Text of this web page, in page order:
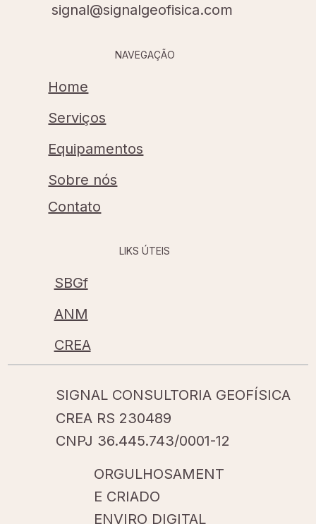
signal@signalgeofisica.com
NAVEGAÇÃO
Home
Serviços
Equipamentos
Sobre nós
Contato
LIKS ÚTEIS
SBGf
ANM
CREA
SIGNAL CONSULTORIA GEOFÍSICA
CREA RS 230489
CNPJ 36.445.743/0001-12
ORGULHOSAMENT
E CRIADO
ENVIRO DIGITAL